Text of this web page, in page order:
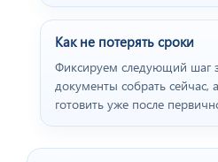
Как не потерять сроки
Фиксируем следующий шаг
документы собрать сейчас,
готовить уже после